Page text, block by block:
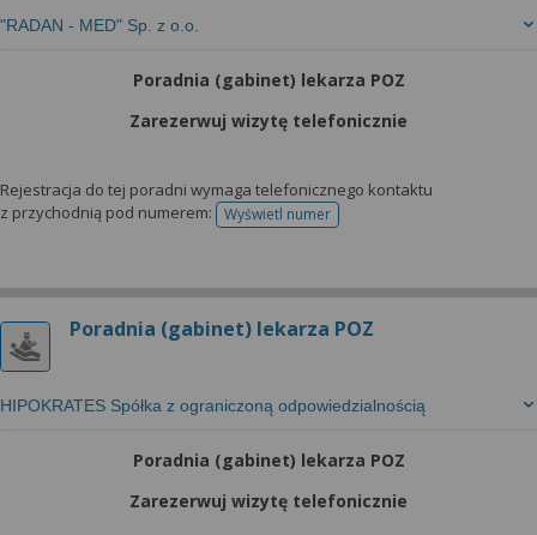
"RADAN - MED" Sp. z o.o.
Poradnia (gabinet) lekarza POZ
Zarezerwuj wizytę telefonicznie
Rejestracja do tej poradni wymaga telefonicznego kontaktu
z przychodnią pod numerem:
Wyświetl numertelefonu do rejestracji
Poradnia (gabinet) lekarza POZ
HIPOKRATES Spółka z ograniczoną odpowiedzialnością
Poradnia (gabinet) lekarza POZ
Zarezerwuj wizytę telefonicznie